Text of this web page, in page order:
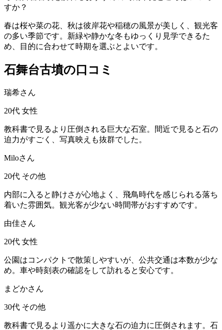
すか？
春は桜や菜の花、秋は彼岸花や稲穂の風景が美しく、観光客
の多い季節です。新緑や静かな冬もゆっくり見学できるた
め、目的に合わせて時期を選ぶとよいです。
石舞台古墳の口コミ
瑞希さん
20代 女性
教科書で見るより圧倒される巨大な石室。間近で見ると石の
迫力がすごく、写真映えも抜群でした。
Miloさん
20代 その他
内部に入ると静けさが心地よく、飛鳥時代を感じられる落ち
着いた雰囲気。観光客が少ない時間帯がおすすめです。
由佳さん
20代 女性
公園はコンパクトで散策しやすいが、公共交通は本数が少な
め。車や時刻表の確認をして訪れると安心です。
まどかさん
30代 その他
教科書で見るより遥かに大きな石の迫力に圧倒されます。石